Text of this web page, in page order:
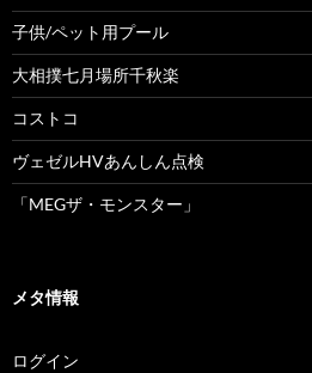
子供/ペット用プール
大相撲七月場所千秋楽
コストコ
ヴェゼルHVあんしん点検
「MEGザ・モンスター」
メタ情報
ログイン